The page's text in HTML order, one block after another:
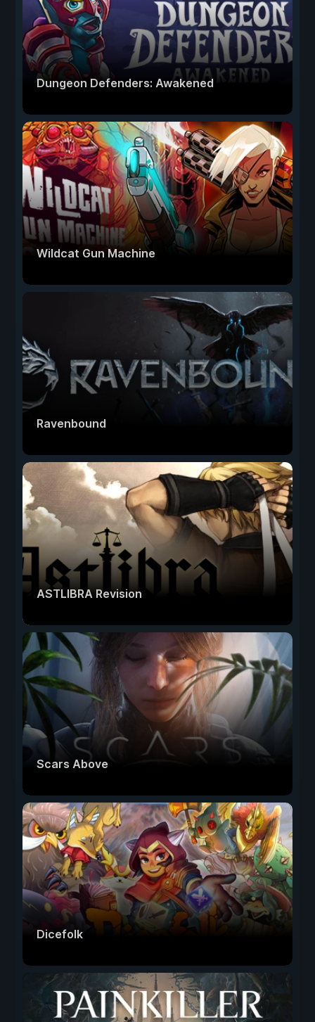
Dungeon Defenders: Awakened
Wildcat Gun Machine
Ravenbound
ASTLIBRA Revision
Scars Above
Dicefolk